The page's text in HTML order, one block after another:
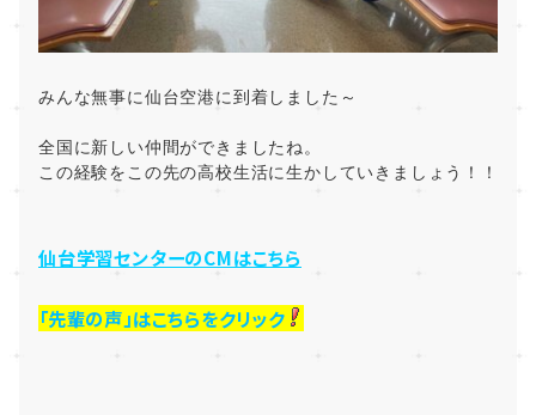
みんな無事に仙台空港に到着しました～
全国に新しい仲間ができましたね。
この経験をこの先の高校生活に生かしていきましょう！！
仙台学習センターのCMはこちら
「先輩の声」はこちらをクリック